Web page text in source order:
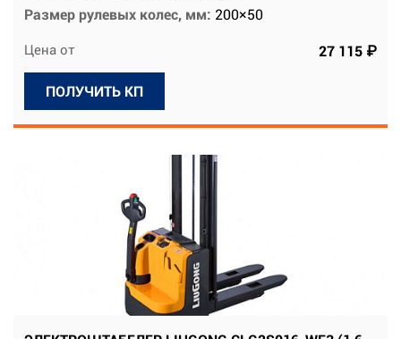
Размер рулевых колес, мм: 200×50
Цена от 27 115 ₽
ПОЛУЧИТЬ КП